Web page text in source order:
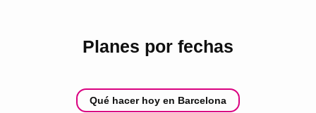
Planes por fechas
Qué hacer hoy en Barcelona